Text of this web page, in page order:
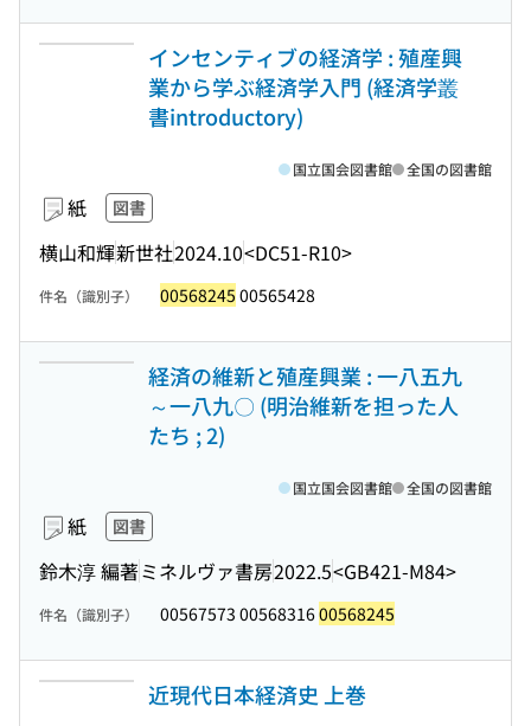
インセンティブの経済学 : 殖産興
業から学ぶ経済学入門 (経済学叢
書introductory)
紙 図書
横山和輝新世社2024.10<DC51-R10>
国立国会図書館 全国の図書館
件名（識別子） 00568245 00565428
経済の維新と殖産興業 : 一八五九
～一八九〇 (明治維新を担った人
たち ; 2)
紙 図書
鈴木淳 編著ミネルヴァ書房2022.5<GB421-M84>
国立国会図書館 全国の図書館
件名（識別子） 00567573 0056831600568245
近現代日本経済史 上巻